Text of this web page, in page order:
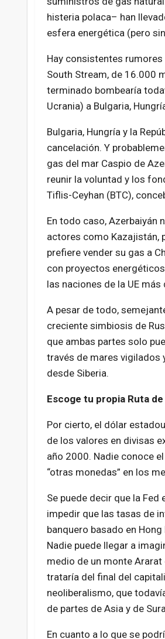
histeria polaca– han
esfera energética (pero
Hay consistentes
South Stream, de 16.000
terminado bombearía
Ucrania) a Bulgaria,
Bulgaria, Hungría y la
cancelación. Y
gas del mar Caspio de
reunir la voluntad y los
Tiflis-Ceyhan (BTC),
En todo caso, Azerbaiyán
actores como Kazajistán,
prefiere vender su gas a
con proyectos
las naciones de la UE
A pesar de todo,
creciente simbiosis de
que ambas partes solo
través de mares vigilados
desde Siberia.
Escoge tu propia Ruta de
Por cierto, el dólar
de los valores en divisas
año 2000. Nadie conoce
“otras monedas” en los
Se puede decir que la Fed
impedir que las tasas de
banquero basado en
Nadie puede llegar a
medio de un monte
trataría del final del
neoliberalismo, que
de partes de Asia y de
En cuanto a lo que se